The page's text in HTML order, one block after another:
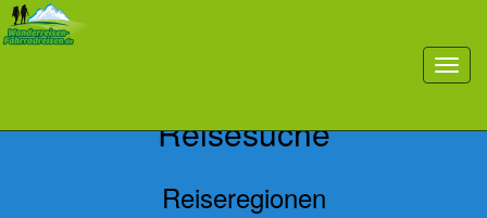
toggle
Reisesuche
Reiseregionen